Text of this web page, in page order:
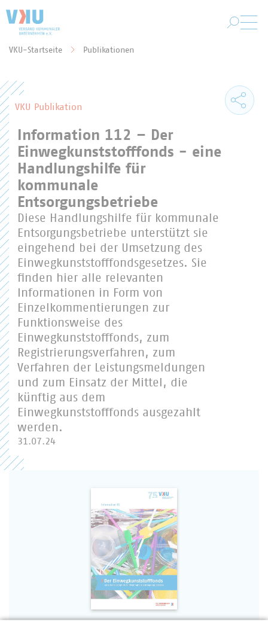
VKU-Startseite Publikationen
VKU Publikation
Information 112 – Der
Einwegkunststofffonds - eine
Handlungshilfe für
kommunale
Entsorgungsbetriebe
Diese Handlungshilfe für kommunale
Entsorgungsbetriebe unterstützt sie
eingehend bei der Umsetzung des
Einwegkunststofffondsgesetzes. Sie
finden hier alle relevanten
Informationen in Form von
Einzelkommentierungen zur
Funktionsweise des
Einwegkunststofffonds, zum
Registrierungsverfahren, zum
Verfahren der Leistungsmeldungen
und zum Einsatz der Mittel, die
künftig aus dem
Einwegkunststofffonds ausgezahlt
werden.
31.07.24